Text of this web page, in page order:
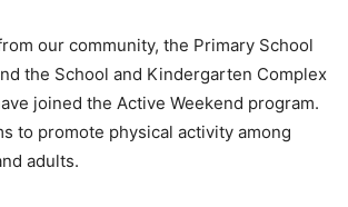
our community, the Primary School
the School and Kindergarten Complex
joined the Active Weekend program.
to promote physical activity among
adults.